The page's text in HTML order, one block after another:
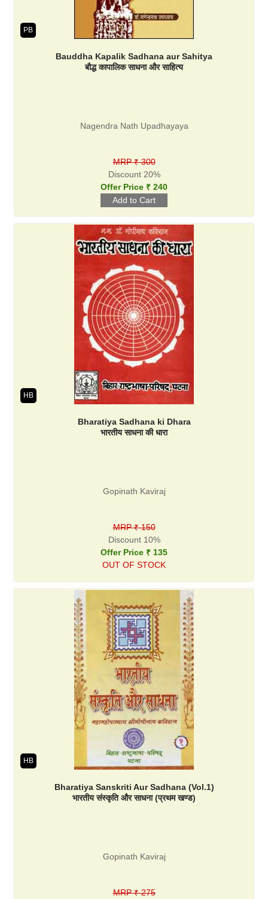
PB
Bauddha Kapalik Sadhana aur Sahitya
बौद्ध कापालिक साधना और साहित्य
Nagendra Nath Upadhayaya
MRP ₹ 300
Discount 20%
Offer Price ₹ 240
HB
Bharatiya Sadhana ki Dhara
भारतीय साधना की धारा
Gopinath Kaviraj
MRP ₹ 150
Discount 10%
Offer Price ₹ 135
OUT OF STOCK
HB
Bharatiya Sanskriti Aur Sadhana (Vol.1)
भारतीय संस्कृति और साधना (प्रथम खण्ड)
Gopinath Kaviraj
MRP ₹ 275